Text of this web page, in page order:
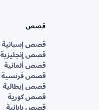
قصص
قصص إسبانية
قصص إنجليزية
قصص ألمانية
قصص فرنسية
قصص إيطالية
قصص كورية